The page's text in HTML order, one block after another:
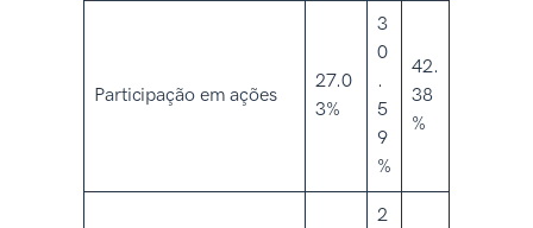
Participação em ações
27.0
3%
3
0
.
5
9
%
42.
38
%
2